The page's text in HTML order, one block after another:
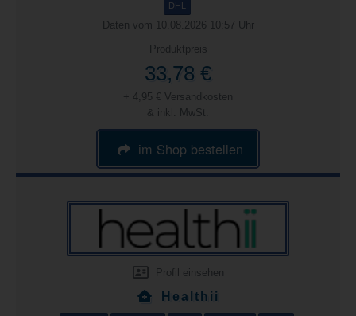
DHL
Daten vom 10.08.2026 10:57 Uhr
Produktpreis
33,78 €
+ 4,95 € Versandkosten
& inkl. MwSt.
im Shop bestellen
Profil einsehen
Healthii